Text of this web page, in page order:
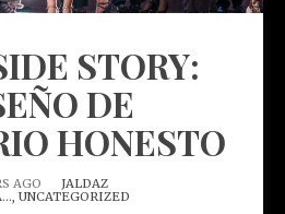
STORY:
DE
HONESTO
AGO
JALDAZ
UNCATEGORIZED